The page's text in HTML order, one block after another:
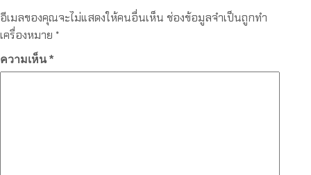
อีเมลของคุณจะไม่แสดงให้คนอื่นเห็น ช่องข้อมูลจำเป็นถูกทำ
เครื่องหมาย *
ความเห็น*